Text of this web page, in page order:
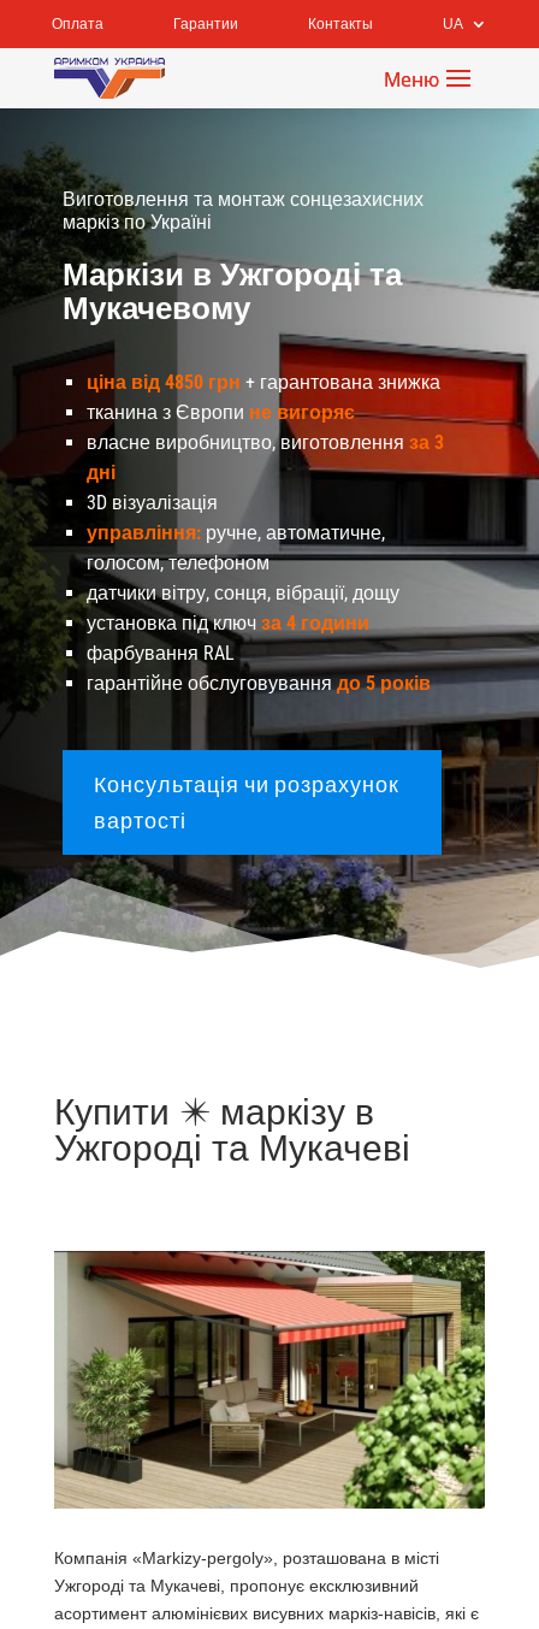
Оплата Гарантии Контакты UA
Виготовлення та монтаж сонцезахисних
маркіз по Україні
Маркізи в Ужгороді та
Мукачевому
ціна від 4850 грн + гарантована знижка
тканина з Європи не вигоряє
власне виробництво, виготовлення за 3
дні
3D візуалізація
управління:ручне, автоматичне,
голосом, телефоном
датчики вітру, сонця, вібрації, дощу
установка під ключ за 4 години
фарбування RAL
гарантійне обслуговуваннядо 5 років
Консультація чи розрахунок
вартості
Купити ✴️ маркізу в
Ужгороді та Мукачеві
Компанія «Markizy-pergoly», розташована в місті
Ужгороді та Мукачеві, пропонує ексклюзивний
асортимент алюмінієвих висувних маркіз-навісів, які є